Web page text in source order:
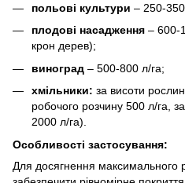
польові культури – 250-
плодові насадження – 600-
крон дерев);
виноград – 500-800 л/га;
хмільники: за висоти
робочого розчину 500 л/га,
2000 л/га).
Особливостi застосування:
Для досягнення максимального